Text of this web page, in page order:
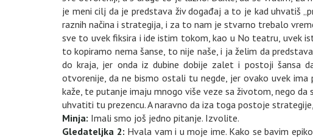
je meni cilj da je predstava živ događaj a to je kad uhvatiš
raznih načina i strategija, i za to nam je stvarno trebalo
sve to uvek fiksira i ide istim tokom, kao u No teatru, uvek
to kopiramo nema šanse, to nije naše, i ja želim da
do kraja, jer onda iz dubine dobije zalet i postoji šansa
otvorenije, da ne bismo ostali tu negde, jer ovako uvek
kaže, te putanje imaju mnogo više veze sa životom, nego da
uhvatiti tu prezencu. A naravno da iza toga postoje
Minja: Imali smo još jedno pitanje. Izvolite.
Gledateljka 2: Hvala vam i u moje ime. Kako se bavim